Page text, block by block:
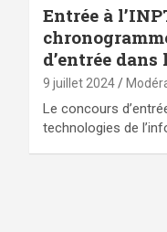
Entrée à
d’entrée dans
9 juillet 2024
Le concours
technologies de